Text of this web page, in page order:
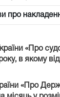
про
«Про
в якому
«Про